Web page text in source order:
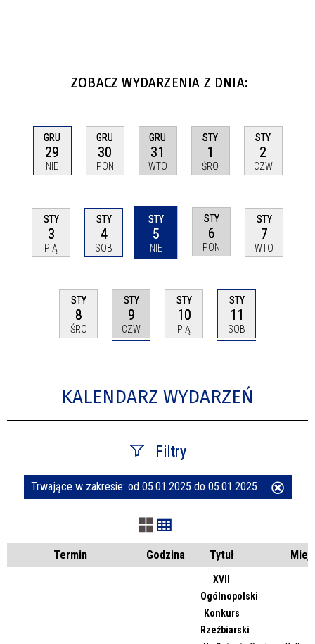
ZOBACZ WYDARZENIA Z DNIA:
GRU
29
NIE
GRU
30
PON
GRU
31
WTO
STY
1
ŚRO
STY
2
CZW
STY
3
PIĄ
STY
4
SOB
STY
5
NIE
STY
6
PON
STY
7
WTO
STY
8
ŚRO
STY
9
CZW
STY
10
PIĄ
STY
11
SOB
KALENDARZ WYDARZEŃ
Filtry
Szukana fraza
Kategoria
Trwające w zakresie: od 05.01.2025 do 05.01.2025
Termin Godzina Tytuł
XVII
Ogólnopolski
Konkurs
Rzeźbiarski